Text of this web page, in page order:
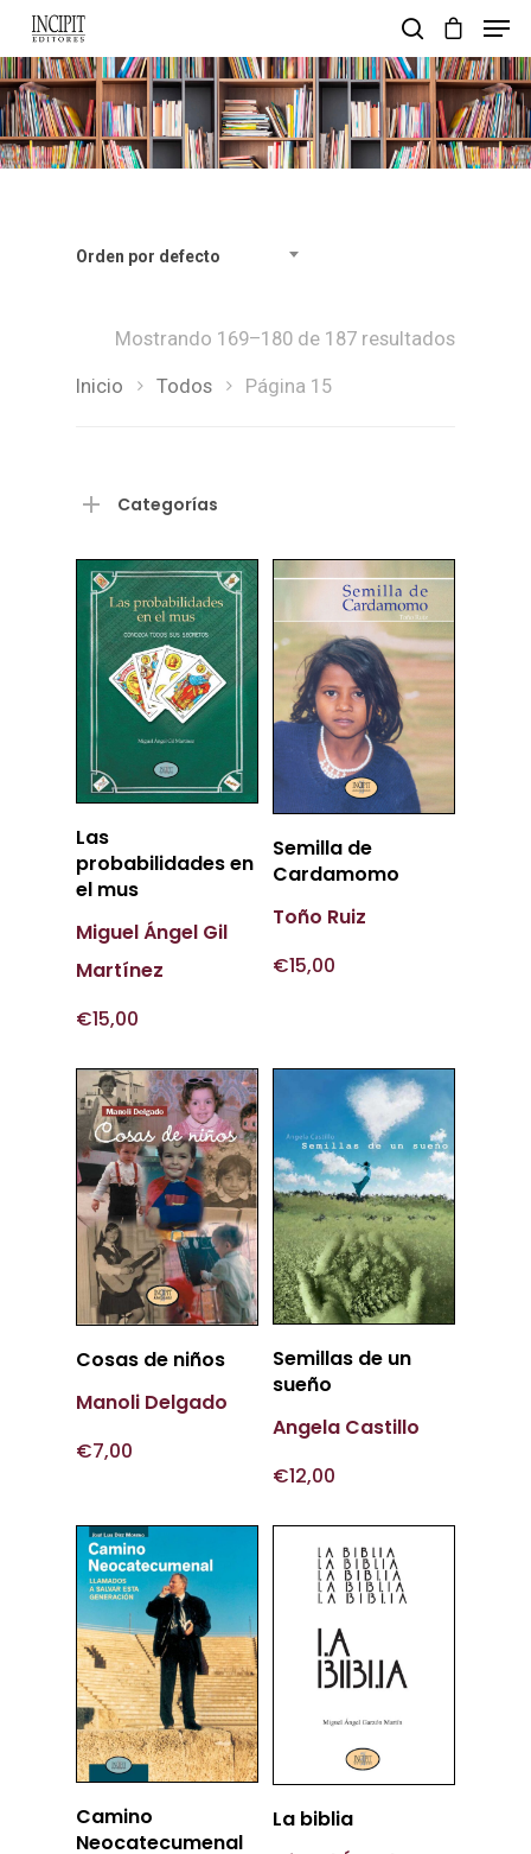
pulsa enter para buscar y esc para salir
Orden por defecto
Mostrando 169–180 de 187 resultados
Inicio Todos Página 15
Categorías
Información
Las
probabilidades en
el mus
Miguel Ángel Gil
Martínez
€15,00
Más
Información
Semilla de
Cardamomo
Toño Ruiz
€15,00
Más
Cosas de niños
Manoli Delgado
€7,00
Más
Información
Semillas de un
sueño
Angela Castillo
€12,00
Más
Información
Camino
Neocatecumenal
Más
La biblia